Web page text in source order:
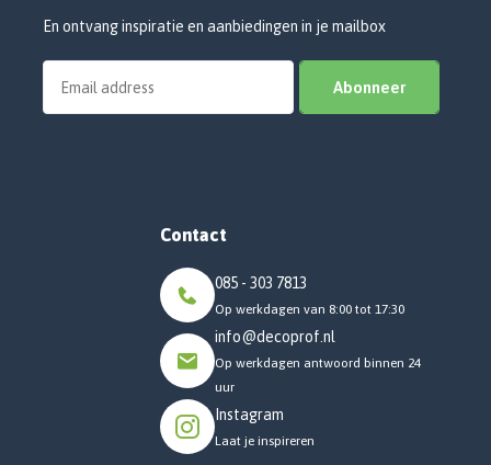
En ontvang inspiratie en aanbiedingen in je mailbox
Abonneer
Contact
085 - 303 7813
Op werkdagen van 8:00 tot 17:30
info@decoprof.nl
Op werkdagen antwoord binnen 24
uur
Instagram
Laat je inspireren